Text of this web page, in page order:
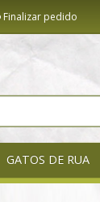
Finalizar pedido
GATOS DE RUA